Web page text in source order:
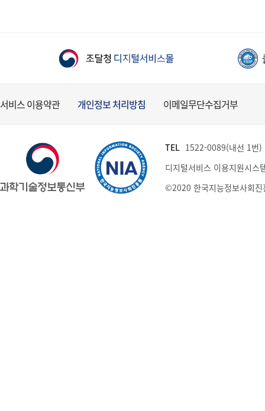
서비스 이용약관 개인정보 처리방침 이메일무단수집거부
TEL 1522-0089(내선 1번
디지털서비스 이용지원시스
©2020 한국지능정보사회진